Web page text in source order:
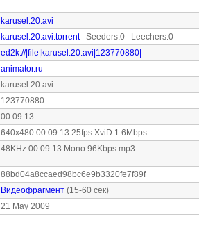
karusel.20.avi
karusel.20.avi.torrentSeeders:0 Leechers:0
ed2k://|file|karusel.20.avi|123770880|
animator.ru
karusel.20.avi
123770880
00:09:13
640x480 00:09:13 25fps XviD 1.6Mbps
48KHz 00:09:13 Mono 96Kbps mp3
88bd04a8ccaed98bc6e9b3320fe7f89f
Видеофрагмент (15-60 сек)
21 May 2009